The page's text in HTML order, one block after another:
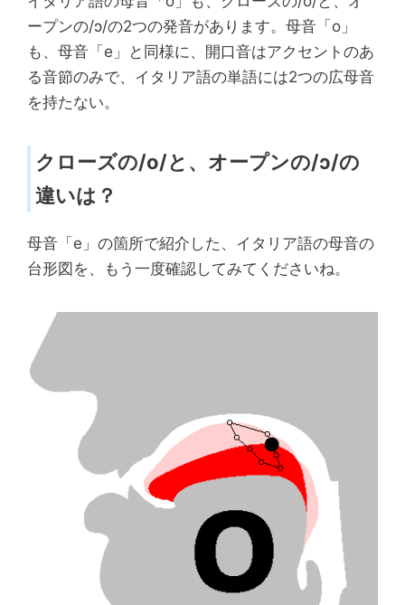
ープンの/ɔ/の2つの発音があります。母音「o」
も、母音「e」と同様に、開口音はアクセントのあ
る音節のみで、イタリア語の単語には2つの広母音
を持たない。
クローズの/o/と、オープンの/ɔ/の
違いは？
母音「e」の箇所で紹介した、イタリア語の母音の
台形図を、もう一度確認してみてくださいね。